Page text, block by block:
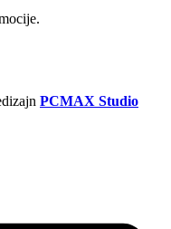
PCMAX Studio